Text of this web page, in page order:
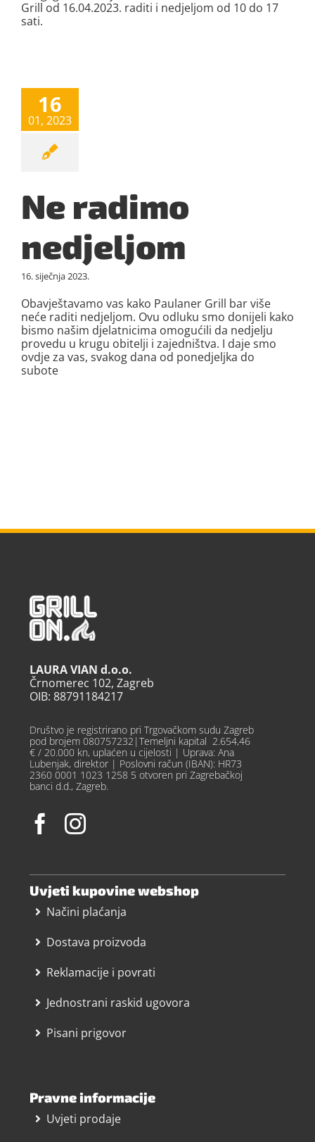
Grill od 16.04.2023. raditi i nedjeljom od 10 do 17
sati.
16
01, 2023
Ne radimo
nedjeljom
16. siječnja 2023.
Obavještavamo vas kako Paulaner Grill bar više
neće raditi nedjeljom. Ovu odluku smo donijeli kako
bismo našim djelatnicima omogućili da nedjelju
provedu u krugu obitelji i zajedništva. I daje smo
ovdje za vas, svakog dana od ponedjeljka do
subote
LAURA VIAN d.o.o.
Črnomerec 102, Zagreb
OIB: 88791184217
Društvo je registrirano pri Trgovačkom sudu Zagreb
pod brojem 080757232|Temeljni kapital 2.654,46
€ / 20.000 kn, uplaćen u cijelosti | Uprava: Ana
Lubenjak, direktor | Poslovni račun (IBAN): HR73
2360 0001 1023 1258 5 otvoren pri Zagrebačkoj
banci d.d., Zagreb.
Uvjeti kupovine webshop
Načini plaćanja
Dostava proizvoda
Reklamacije i povrati
Jednostrani raskid ugovora
Pisani prigovor
Pravne informacije
Uvjeti prodaje